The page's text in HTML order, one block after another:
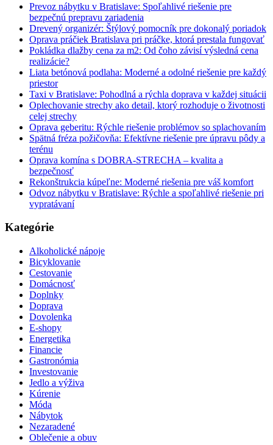
Prevoz nábytku v Bratislave: Spoľahlivé riešenie pre
bezpečnú prepravu zariadenia
Drevený organizér: Štýlový pomocník pre dokonalý poriadok
Oprava práčiek Bratislava pri práčke, ktorá prestala fungovať
Pokládka dlažby cena za m2: Od čoho závisí výsledná cena
realizácie?
Liata betónová podlaha: Moderné a odolné riešenie pre každý
priestor
Taxi v Bratislave: Pohodlná a rýchla doprava v každej situácii
Oplechovanie strechy ako detail, ktorý rozhoduje o životnosti
celej strechy
Oprava geberitu: Rýchle riešenie problémov so splachovaním
Spätná fréza požičovňa: Efektívne riešenie pre úpravu pôdy a
terénu
Oprava komína s DOBRA-STRECHA – kvalita a
bezpečnosť
Rekonštrukcia kúpeľne: Moderné riešenia pre váš komfort
Odvoz nábytku v Bratislave: Rýchle a spoľahlivé riešenie pri
vypratávaní
Kategórie
Alkoholické nápoje
Bicyklovanie
Cestovanie
Domácnosť
Doplnky
Doprava
Dovolenka
E-shopy
Energetika
Financie
Gastronómia
Investovanie
Jedlo a výživa
Kúrenie
Móda
Nábytok
Nezaradené
Oblečenie a obuv